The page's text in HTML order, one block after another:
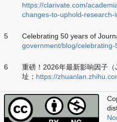
https://clarivate.com/
changes-to-uphold-research-
5 Celebrating 50 years of
government/blog/
6
重磅！2026年最新影响因子
址： https://